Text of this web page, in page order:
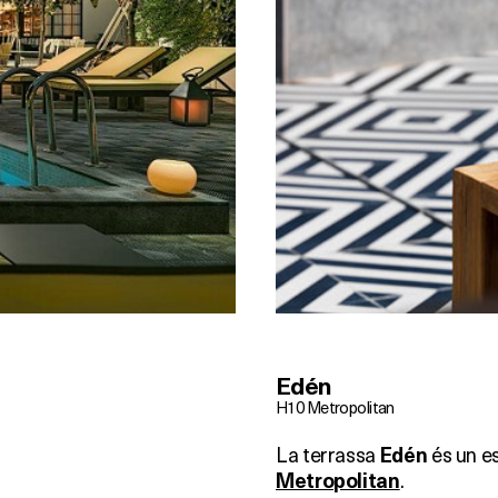
Edén
H10 Metropolitan
La terrassa Edén és un
Metropolitan.